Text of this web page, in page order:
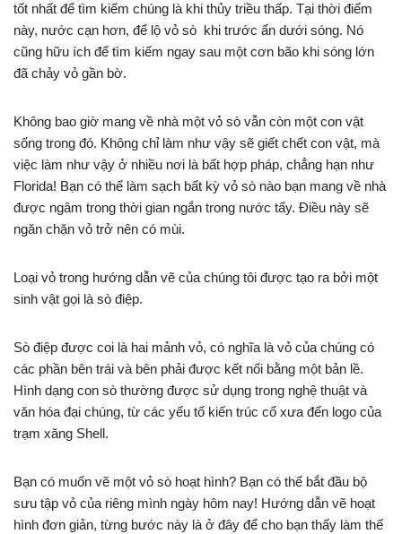
tốt nhất để tìm kiếm chúng là khi thủy triều thấp. Tại thời điểm
này, nước cạn hơn, để lộ vỏ sò khi trước ẩn dưới sóng. Nó
cũng hữu ích để tìm kiếm ngay sau một cơn bão khi sóng lớn
đã chảy vỏ gần bờ.
Không bao giờ mang về nhà một vỏ sò vẫn còn một con vật
sống trong đó. Không chỉ làm như vậy sẽ giết chết con vật, mà
việc làm như vậy ở nhiều nơi là bất hợp pháp, chẳng hạn như
Florida! Bạn có thể làm sạch bất kỳ vỏ sò nào bạn mang về nhà
được ngâm trong thời gian ngắn trong nước tẩy. Điều này sẽ
ngăn chặn vỏ trở nên có mùi.
Loại vỏ trong hướng dẫn vẽ của chúng tôi được tạo ra bởi một
sinh vật gọi là sò điệp.
Sò điệp được coi là hai mảnh vỏ, có nghĩa là vỏ của chúng có
các phần bên trái và bên phải được kết nối bằng một bản lề.
Hình dạng con sò thường được sử dụng trong nghệ thuật và
văn hóa đại chúng, từ các yếu tố kiến ​​trúc cổ xưa đến logo của
trạm xăng Shell.
Bạn có muốn vẽ một vỏ sò hoạt hình? Bạn có thể bắt đầu bộ
sưu tập vỏ của riêng mình ngày hôm nay! Hướng dẫn vẽ hoạt
hình đơn giản, từng bước này là ở đây để cho bạn thấy làm thế